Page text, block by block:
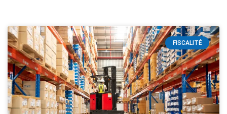
FISCALITÉ